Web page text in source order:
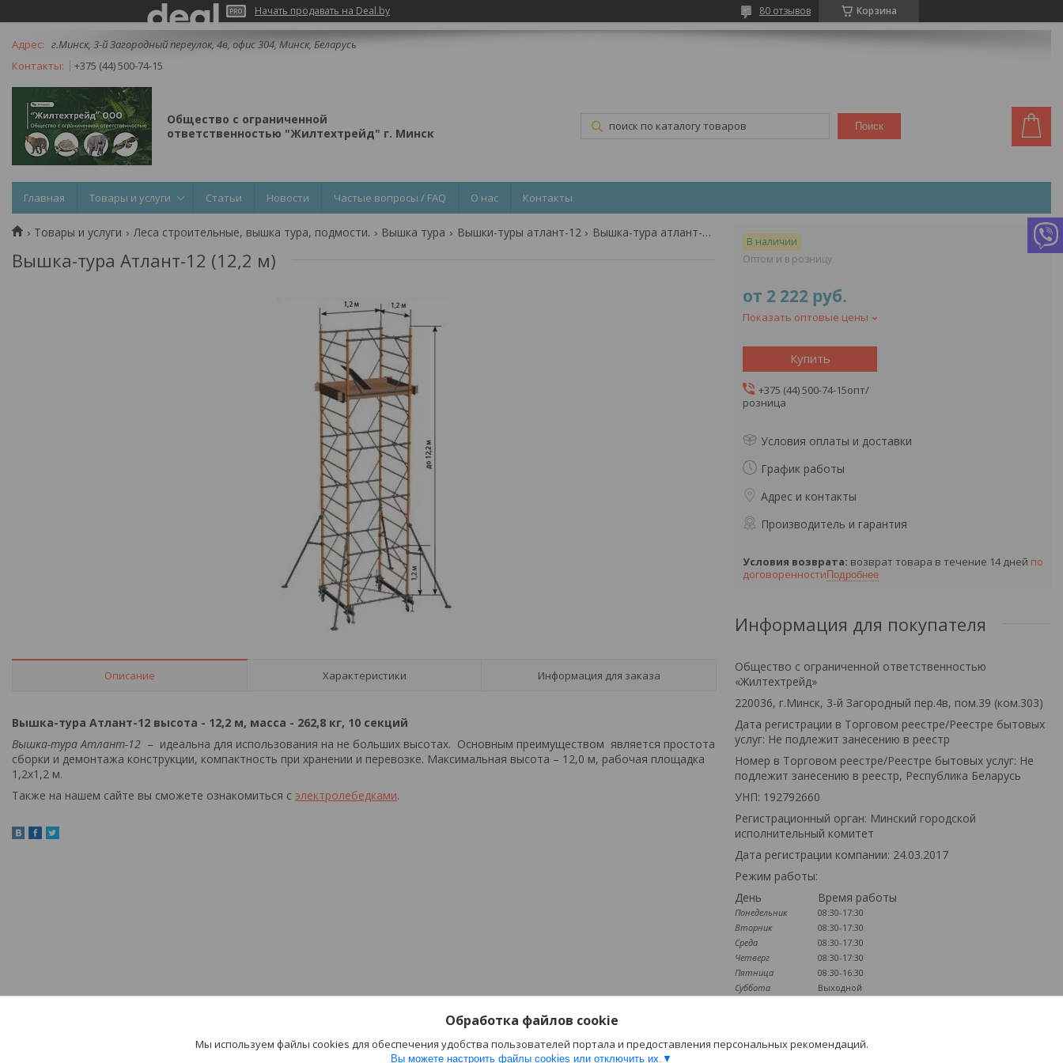
Начать продавать на Deal.by Корзина
80 отзывов
г.Минск, 3-й Загородный переулок, 4в, офис 304, Минск, Беларусь
+375 (44) 500-74-15
Общество с ограниченной
ответственностью "Жилтехтрейд" г. Минск
Поиск
Главная Товары и услуги Статьи Новости Частые вопросы / FAQ О нас Контакты
Товары и услуги Леса строительные, вышка тура, подмости. Вышка тура Вышки-туры атлант-12 Вышка-тура атлант-12 (12,2 м)
Вышка-тура Атлант-12 (12,2 м)
Описание Характеристики Информация для заказа
Вышка-тура Атлант-12 высота - 12,2 м, масса - 262,8 кг, 10 секций
Вышка-тура Атлант-12 – идеальна для использования на не больших высотах. Основным преимуществом является простота
сборки и демонтажа конструкции, компактность при хранении и перевозке. Максимальная высота – 12,0 м, рабочая площадка
1,2х1,2 м.
Также на нашем сайте вы сможете ознакомиться с электролебедками.
В наличии
Оптом и в розницу
от 2 222 руб.
Показать оптовые цены
Купить
+375 (44) 500-74-15опт/
розница
Условия оплаты и доставки
График работы
Адрес и контакты
Производитель и гарантия
возврат товара в течение 14 дней по
договоренности Подробнее
Информация для покупателя
Общество с ограниченной ответственностью
«Жилтехтрейд»
220036, г.Минск, 3-й Загородный пер.4в, пом.39 (ком.303)
Дата регистрации в Торговом реестре/Реестре бытовых
услуг: Не подлежит занесению в реестр
Номер в Торговом реестре/Реестре бытовых услуг: Не
подлежит занесению в реестр, Республика Беларусь
УНП: 192792660
Регистрационный орган: Минский городской
исполнительный комитет
Дата регистрации компании: 24.03.2017
Режим работы:
День
Время работы
Понедельник
08:30-17:30
Вторник
08:30-17:30
Среда
08:30-17:30
Четверг
08:30-17:30
Пятница
08:30-16:30
Суббота
Выходной
Наличие документов
Обработка файлов cookie
Мы используем файлы cookies для обеспечения удобства пользователей портала и предоставления персональных рекомендаций.
Вы можете настроить файлы cookies или отключить их.